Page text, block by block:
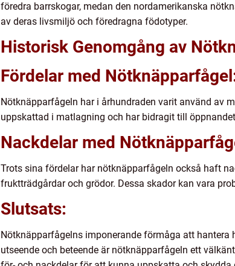
föredra barrskogar, medan den nordamerikanska
av deras livsmiljö och föredragna födotyper.
Historisk Genomgång av
Fördelar med
Nötknäpparfågeln har i århundraden varit använd av
uppskattad i matlagning och har bidragit till
Nackdelar med
Trots sina fördelar har nötknäpparfågeln också haft
fruktträdgårdar och grödor. Dessa skador kan vara
Slutsats:
Nötknäpparfågelns imponerande förmåga att
utseende och beteende är nötknäpparfågeln ett